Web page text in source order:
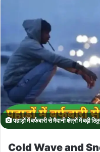
पहाड़ों में बर्फबारी से मैदानी क्षेत्रों में बढ़ी
Cold Wave and